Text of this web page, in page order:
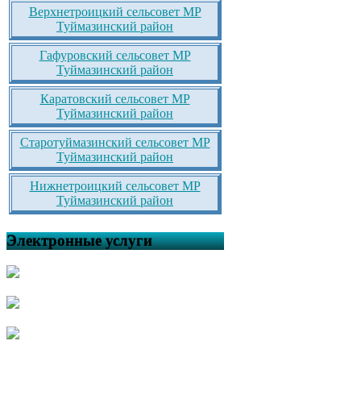
Верхнетроицкий сельсовет МР
Туймазинский район
Гафуровский сельсовет МР
Туймазинский район
Каратовский сельсовет МР
Туймазинский район
Старотуймазинский сельсовет МР
Туймазинский район
Нижнетроицкий сельсовет МР
Туймазинский район
Электронные услуги